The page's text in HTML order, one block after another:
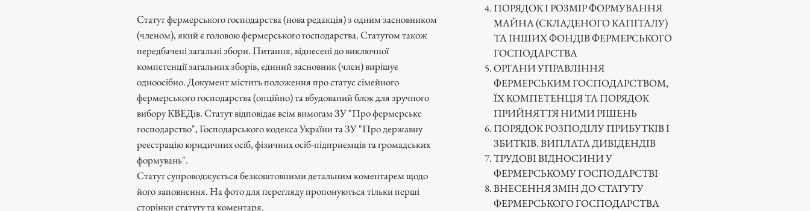
Статут фермерського господарства (нова редакція) з одним засновником
(членом), який є головою фермерського господарства. Статутом також
передбачені загальні збори. Питання, віднесені до виключної
компетенції загальних зборів, єдиний засновник (член) вирішує
одноосібно. Документ містить положення про статус сімейного
фермерського господарства (опційно) та вбудований блок для зручного
вибору КВЕДів. Статут відповідає всім вимогам ЗУ "Про фермерське
господарство", Господарського кодекса України та ЗУ "Про державну
реєстрацію юридичних осіб, фізичних осіб-підприємців та громадських
формувань".
Статут супроводжується безкоштовними детальним коментарем щодо
його заповнення. На фото для перегляду пропонуються тільки перші
сторінки статуту та коментаря.
ПОРЯДОК І РОЗМІР ФОРМУВАННЯ
МАЙНА (СКЛАДЕНОГО КАПІТАЛУ)
ТА ІНШИХ ФОНДІВ ФЕРМЕРСЬКОГО
ГОСПОДАРСТВА
ОРГАНИ УПРАВЛІННЯ
ФЕРМЕРСЬКИМ ГОСПОДАРСТВОМ,
ЇХ КОМПЕТЕНЦІЯ ТА ПОРЯДОК
ПРИЙНЯТТЯ НИМИ РІШЕНЬ
ПОРЯДОК РОЗПОДІЛУ ПРИБУТКІВ І
ЗБИТКІВ. ВИПЛАТА ДИВІДЕНДІВ
ТРУДОВІ ВІДНОСИНИ У
ФЕРМЕРСЬКОМУ ГОСПОДАРСТВІ
ВНЕСЕННЯ ЗМІН ДО СТАТУТУ
ФЕРМЕРСЬКОГО ГОСПОДАРСТВА